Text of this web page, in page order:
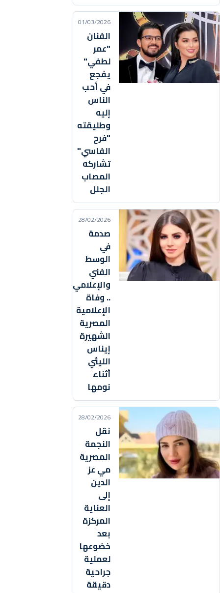
01/03/2026
الفنان
"عمر
لطفي"
يفجع
في أحب
الناس
إليه
وطليقته
"فرح
الفاسي"
تشاركه
المصاب
الجلل
28/02/2026
صدمة
في
الوسط
الفني
والإعلامي
.. وفاة
الإعلامية
المصرية
الشهيرة
إيناس
الليثي
أثناء
نومها
28/02/2026
نقل
النجمة
المصرية
مي عز
الدين
إلى
العناية
المركزة
بعد
خضوعها
لعملية
جراحية
دقيقة